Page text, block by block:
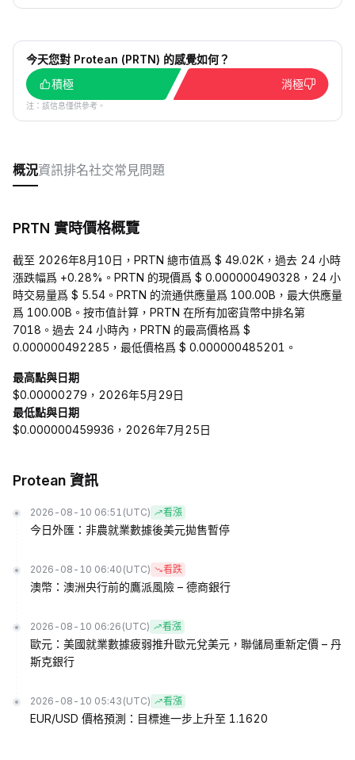
今天您對 Protean (PRTN) 的感覺如何？
積極
消極
注：該信息僅供參考。
概況資訊排名社交常見問題
PRTN 實時價格概覽
截至 2026年8月10日，PRTN 總市值爲 $ 49.02K，過去 24 小時
漲跌幅爲 +0.28%。PRTN 的現價爲 $ 0.000000490328，24 小
時交易量爲 $ 5.54。PRTN 的流通供應量爲 100.00B，最大供應量
爲 100.00B。按市值計算，PRTN 在所有加密貨幣中排名第
7018。過去 24 小時內，PRTN 的最高價格爲 $
0.000000492285，最低價格爲 $ 0.000000485201。
最高點與日期
$0.00000279，2026年5月29日
最低點與日期
$0.000000459936，2026年7月25日
Protean 資訊
2026-08-10 06:51 (UTC) 看漲
今日外匯：非農就業數據後美元拋售暫停
2026-08-10 06:40 (UTC) 看跌
澳幣：澳洲央行前的鷹派風險 – 德商銀行
2026-08-10 06:26 (UTC) 看漲
歐元：美國就業數據疲弱推升歐元兌美元，聯儲局重新定價 – 丹
斯克銀行
2026-08-10 05:43 (UTC) 看漲
EUR/USD 價格預測：目標進一步上升至 1.1620